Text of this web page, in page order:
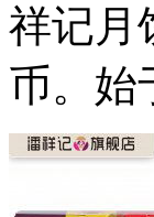
祥记月
币。始